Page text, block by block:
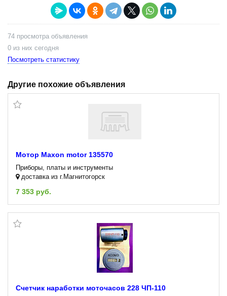
74 просмотра объявления
0 из них сегодня
Посмотреть статистику
Другие похожие объявления
Мотор Maxon motor 135570
Приборы, платы и инструменты
доставка из г.Магнитогорск
7 353 руб.
Счетчик наработки моточасов 228 ЧП-110